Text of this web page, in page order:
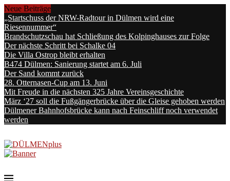
Neue Beiträge
„Startschuss der NRW-Radtour in Dülmen wird eine
Riesennummer“
Brandschutzschau hat Schließung des Kolpinghauses zur Folge
Der nächste Schritt bei Schalke 04
Die Villa Ostrop bleibt erhalten
B474 Dülmen: Sanierung startet am 6. Juli
Der Sand kommt zurück
28. Otternasen-Cup am 13. Juni
Mit Freude in die nächsten 325 Jahre Vereinsgeschichte
März ‘27 soll die Fußgängerbrücke über die Gleise gehoben werden
Dülmener Bahnhofsbrücke kann nach Feinschliff noch verwendet
werden